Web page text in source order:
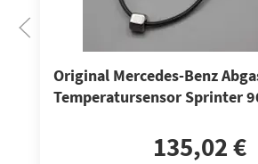
Original Mercedes-Benz
Temperatursensor Sprinter
135,02 €